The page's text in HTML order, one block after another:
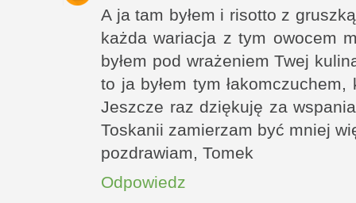
A ja tam byłem i risotto z
każda wariacja z tym owocem
byłem pod wrażeniem Twej
to ja byłem tym
Jeszcze raz dziękuję za
Toskanii zamierzam być mniej
pozdrawiam, Tomek
Odpowiedz